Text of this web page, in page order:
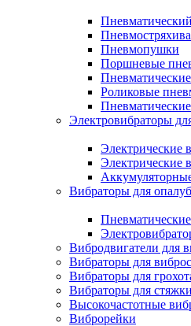
Пневмопушки
Поршневые
Роликовые
Электровибраторы
Электрические
Электрические
Вибраторы для
Вибродвигатели для
Вибраторы для
Вибраторы для
Вибраторы для стяжки
Высокочастотные
Виброрейки